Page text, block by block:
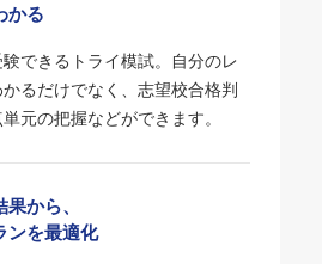
かる
できるトライ模試。自分のレ
るだけでなく、志望校合格判
元の把握などができます。
から、
ンを最適化